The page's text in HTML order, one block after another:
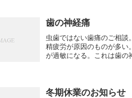
歯の神経痛
虫歯ではない歯痛のご相談
精疲労が原因のものが多い
が過敏になる。これは歯の
冬期休業のお知らせ